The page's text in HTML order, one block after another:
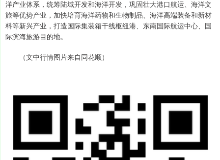
洋产业体系，统筹陆域开发和海洋开发，巩固壮大港口航运、海洋文
旅等优势产业，加快培育海洋药物和生物制品、海洋高端装备和新材
料等新兴产业，打造国际集装箱干线枢纽港、东南国际航运中心、国
际滨海旅游目的地。
（文中行情图片来自同花顺）